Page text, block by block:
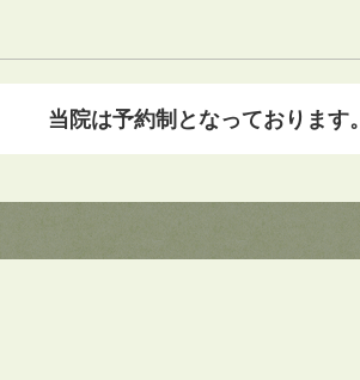
当院は予約制となっております。